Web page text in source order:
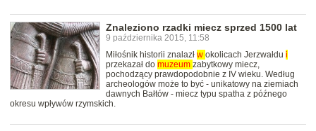
Znaleziono rzadki miecz sprzed 1500 lat
9 października 2015, 11:58
Miłośnik historii znalazł w okolicach Jerzwałdu i
przekazał do muzeum zabytkowy miecz,
pochodzący prawdopodobnie z IV wieku. Według
archeologów może to być - unikatowy na ziemiach
dawnych Bałtów - miecz typu spatha z późnego
okresu wpływów rzymskich.